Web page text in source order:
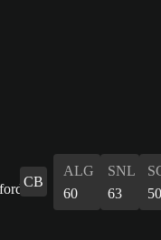
CB
ALG
60
SNL
63
50